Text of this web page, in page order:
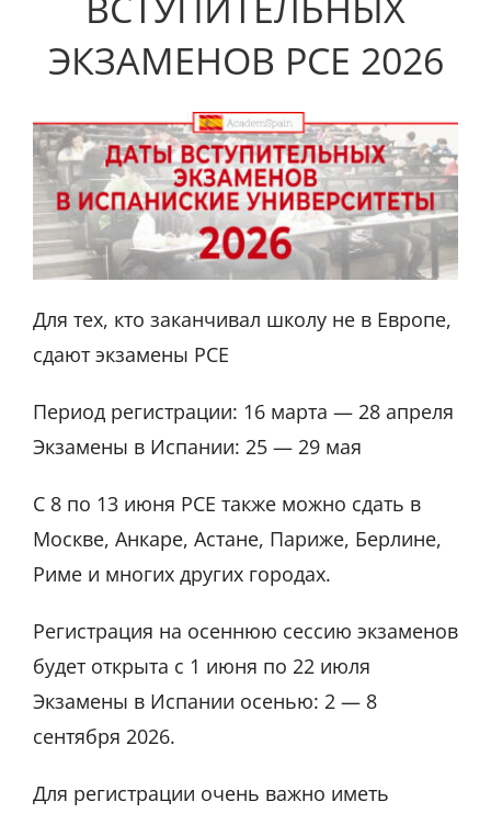
ЭКЗАМЕНОВ PCE 2026
Для тех, кто заканчивал школу не в Европе,
сдают экзамены PCE
Период регистрации: 16 марта — 28 апреля
Экзамены в Испании: 25 — 29 мая
С 8 по 13 июня PCE также можно сдать в
Москве, Анкаре, Астане, Париже, Берлине,
Риме и многих других городах.
Регистрация на осеннюю сессию экзаменов
будет открыта с 1 июня по 22 июля
Экзамены в Испании осенью: 2 — 8
сентября 2026.
Для регистрации очень важно иметь